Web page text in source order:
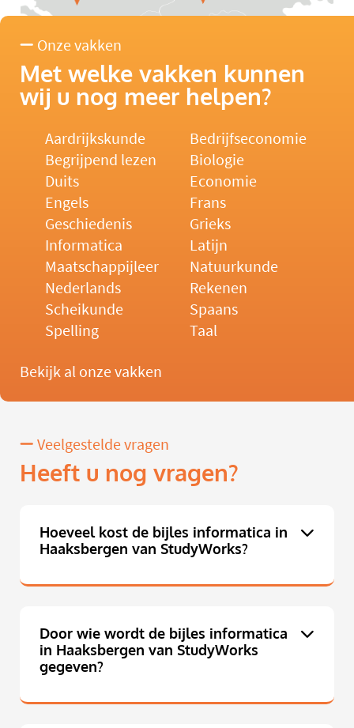
Onze vakken
Met welke vakken kunnen
wij u nog meer helpen?
Aardrijkskunde
Bedrijfseconomie
Begrijpend lezen
Biologie
Duits
Economie
Engels
Frans
Geschiedenis
Grieks
Informatica
Latijn
Maatschappijleer
Natuurkunde
Nederlands
Rekenen
Scheikunde
Spaans
Spelling
Taal
Bekijk al onze vakken
Veelgestelde vragen
Heeft u nog vragen?
Hoeveel kost de bijles informatica in
Haaksbergen van StudyWorks?
Door wie wordt de bijles informatica
in Haaksbergen van StudyWorks
gegeven?